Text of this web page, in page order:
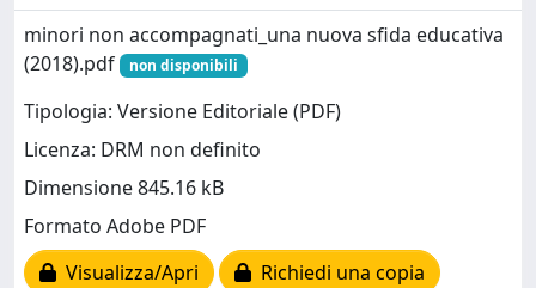
minori non accompagnati_una nuova sfida educativa
(2018).pdf
non disponibili
Tipologia: Versione Editoriale (PDF)
Licenza: DRM non definito
Dimensione 845.16 kB
Formato Adobe PDF
Visualizza/Apri
Richiedi una copia